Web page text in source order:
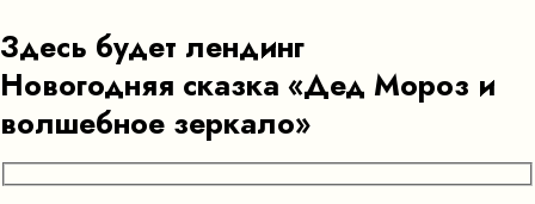
к
содержимому
Здесь будет лендинг
Новогодняя сказка «Дед Мороз и
волшебное зеркало»